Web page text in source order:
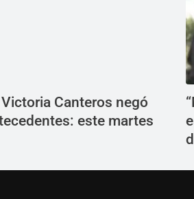
Canteros negó
este martes